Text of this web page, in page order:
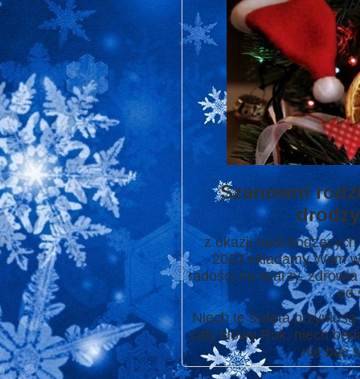
Szanowni
z okazji
2023składamy Wam
radości na twarzy,
od
Niech te święta
cały Nowy Rok, niech
nie bać